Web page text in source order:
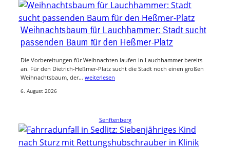
Weihnachtsbaum für Lauchhammer: Stadt sucht
passenden Baum für den Heßmer-Platz
Die Vorbereitungen für Weihnachten laufen in Lauchhammer bereits
an. Für den Dietrich-Heßmer-Platz sucht die Stadt noch einen großen
Weihnachtsbaum, der… weiterlesen
6. August 2026
Senftenberg